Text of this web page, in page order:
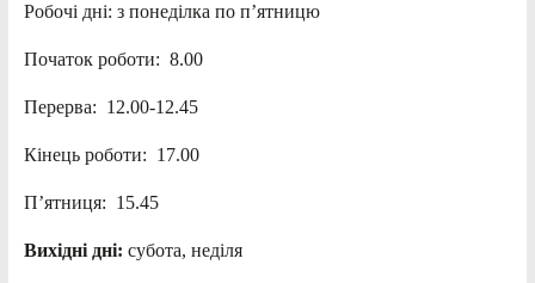
Робочі дні: з понеділка по п’ятницю
Початок роботи: 8.00
Перерва: 12.00-12.45
Кінець роботи: 17.00
П’ятниця: 15.45
Вихідні дні: субота, неділя